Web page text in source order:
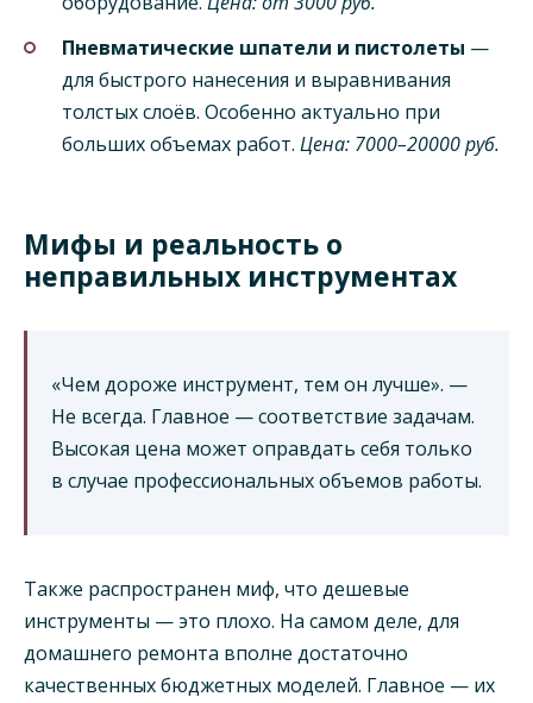
Пневматические шпатели и пистолеты —
для быстрого нанесения и выравнивания
толстых слоёв. Особенно актуально при
больших объемах работ. Цена: 7000–20000 руб.
Мифы и реальность о
неправильных инструментах
«Чем дороже инструмент, тем он лучше». —
Не всегда. Главное — соответствие задачам.
Высокая цена может оправдать себя только
в случае профессиональных объемов работы.
Также распространен миф, что дешевые
инструменты — это плохо. На самом деле, для
домашнего ремонта вполне достаточно
качественных бюджетных моделей. Главное — их